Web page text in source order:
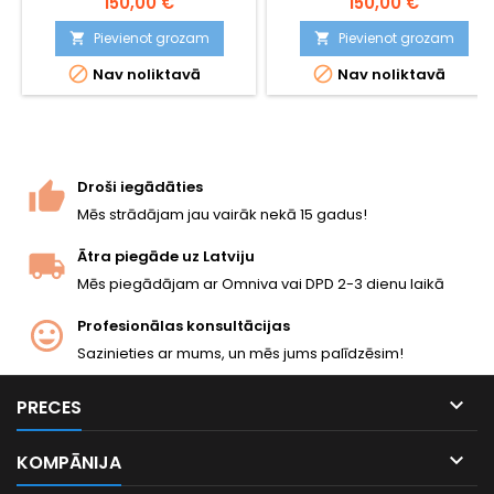
 Pievienot grozam
 Nav noliktavā
 Pievienot grozam
 Nav noliktavā
Droši iegādāties
Mēs strādājam jau vairāk nekā 15 gadus!
Ātra piegāde uz Latviju
Mēs piegādājam ar Omniva vai DPD 2-3 dienu laikā
Profesionālas konsultācijas
Sazinieties ar mums, un mēs jums palīdzēsim!
PRECES 
KOMPĀNIJA 